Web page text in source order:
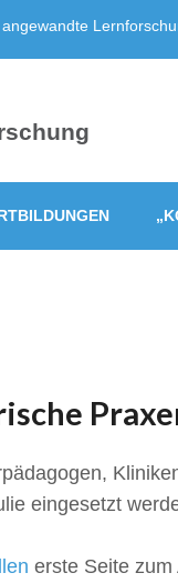
eingesetzt
erste Seite zum